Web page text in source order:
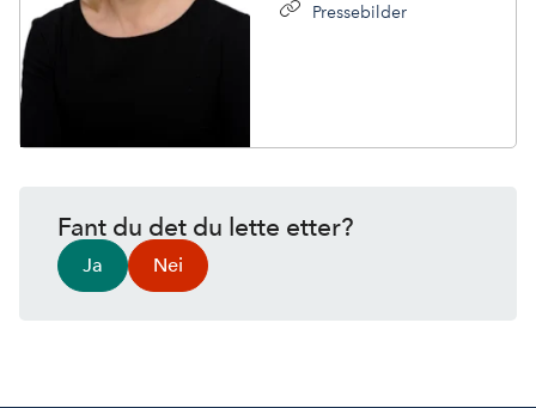
Pressebilder
Fant du det du lette etter?
Ja Nei